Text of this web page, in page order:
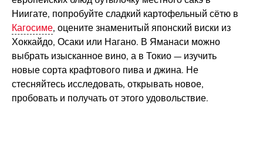
Ниигате, попробуйте сладкий картофельный сётю в
Кагосиме, оцените знаменитый японский виски из
Хоккайдо, Осаки или Нагано. В Яманаси можно
выбрать изысканное вино, а в Токио — изучить
новые сорта крафтового пива и джина. Не
стесняйтесь исследовать, открывать новое,
пробовать и получать от этого удовольствие.